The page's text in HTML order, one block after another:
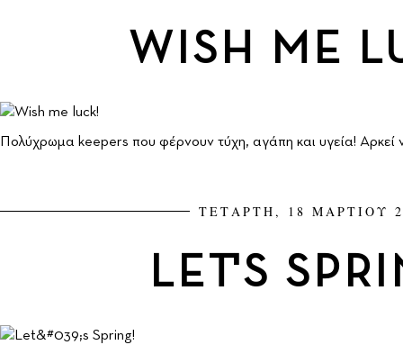
WISH ME
Πολύχρωμα keepers που φέρνουν τύχη, αγάπη και υγεία! Αρκεί
ΤΕΤΑΡΤΗ, 18 ΜΑΡΤΙΟΥ
LET'S